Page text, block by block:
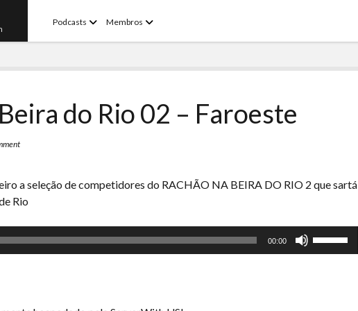
Podcasts openMembros open
do Rio 02 – Faroeste
a seleção de competidores do RACHÃO NA BEIRA DO RIO 2 que sartá
Rio
00:00